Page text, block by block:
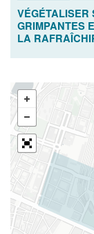
VÉGÉTALISER
GRIMPANTES
LA